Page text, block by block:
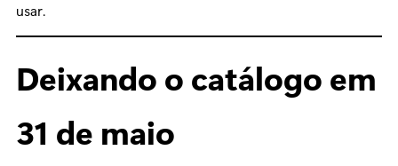
usar.
Deixando o catálogo em
31 de maio